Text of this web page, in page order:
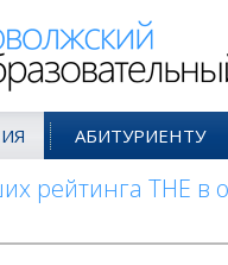
АБИТУРИЕНТУ
рейтинга THE в